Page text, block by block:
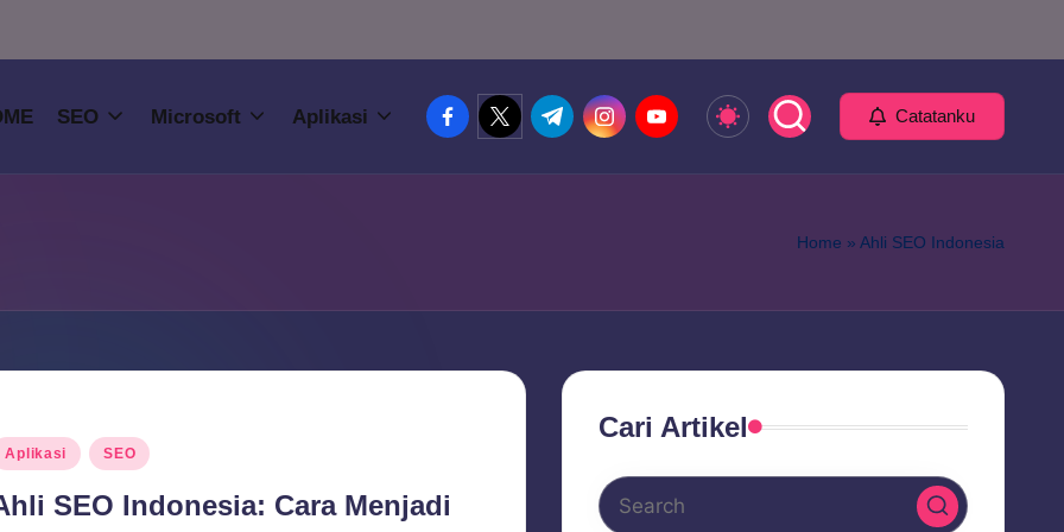
SEO Microsoft Aplikasi facebook.com
twitter.com
t.me instagram.com
youtube.com Catatanku
Home » Ahli SEO Indonesia
Aplikasi SEO
SEO Indonesia: Cara Menjadi
Cari Artikel